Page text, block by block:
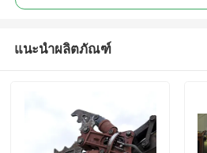
แนะนำผลิตภัณฑ์